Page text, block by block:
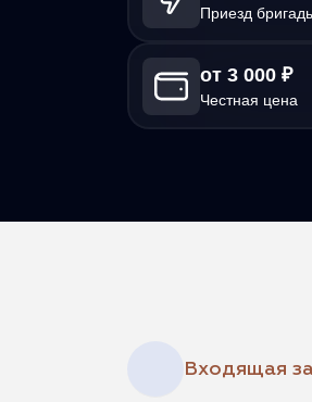
Приезд
от 3 000 ₽
Честная цена
Входящая